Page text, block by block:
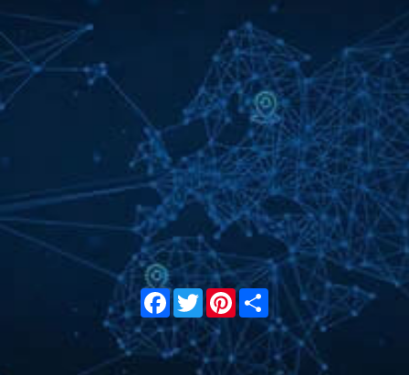
Facebook
TwitterPinterest
Share